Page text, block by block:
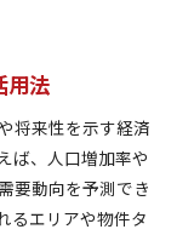
用法
将来性を示す経済
ば、人口増加率や
要動向を予測でき
るエリアや物件タ